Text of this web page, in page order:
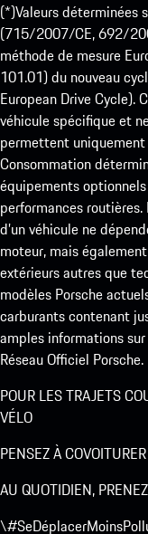
(*)Valeurs déterminées
(715/2007/CE, 692/
méthode de mesure
101.01) du nouveau
European Drive Cycle).
véhicule spécifique et
permettent
Consommation
équipements
performances
d’un véhicule ne
moteur, mais
extérieurs autres que
modèles Porsche
carburants contenant
amples informations
Réseau Officiel Porsche.
POUR LES TRAJETS
VÉLO
PENSEZ À COVOITURER
AU QUOTIDIEN,